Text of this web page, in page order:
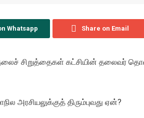
Whatsapp Share on Email
சிறுத்தைகள் கட்சியின் தலைவர்
அரசியலுக்குத் திரும்புவது ஏன்?